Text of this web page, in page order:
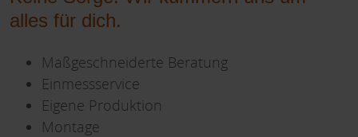
alles für dich.
Maßgeschneiderte Beratung
Einmessservice
Eigene Produktion
Montage